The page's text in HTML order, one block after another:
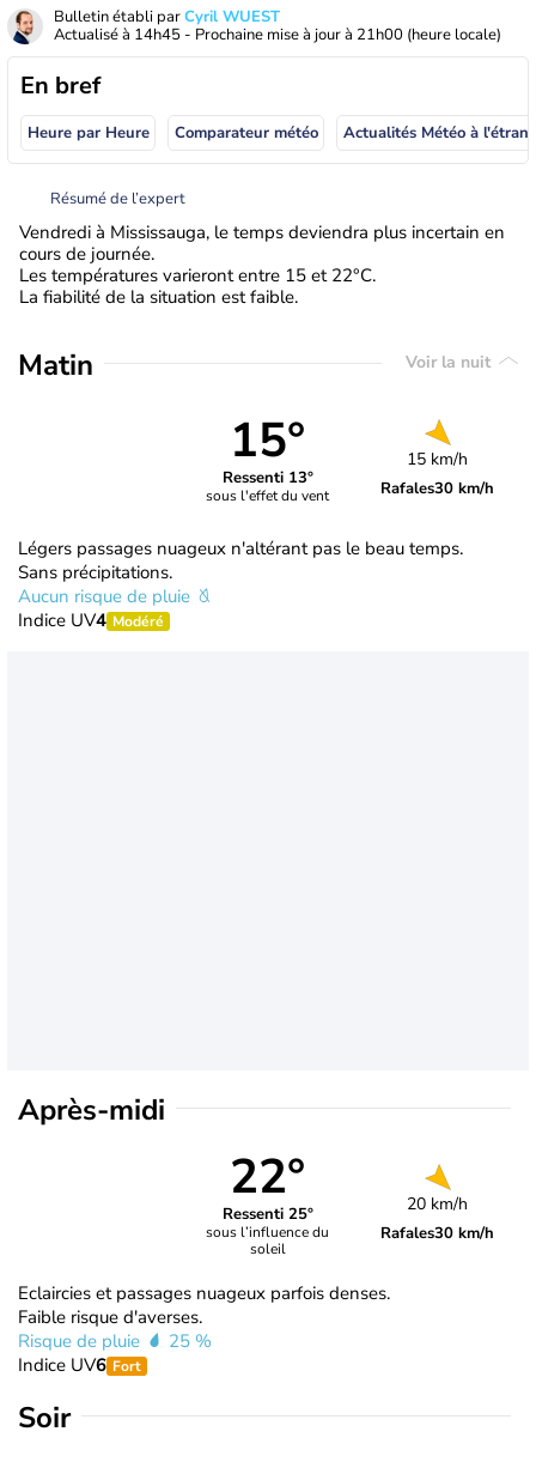
Bulletin établi parCyril WUEST
Actualisé à 14h45 - Prochaine mise à jour à 21h00 (heure locale)
En bref
Heure par Heure Comparateur météo
Résumé de l’expert
Vendredi à Mississauga, le temps deviendra plus incertain en
cours de journée.
Les températures varieront entre 15 et 22°C.
La fiabilité de la situation est faible.
Matin Voir la nuit
15°
Ressenti 13°
sous l'effet du vent
15 km/h
Rafales30 km/h
Légers passages nuageux n'altérant pas le beau temps.
Sans précipitations.
Aucun risque de pluie
Indice UV4 Modéré
Après-midi
22°
Ressenti 25°
sous l’influence du
soleil
20 km/h
Rafales30 km/h
Eclaircies et passages nuageux parfois denses.
Faible risque d'averses.
Risque de pluie
25 %
Indice UV6 Fort
Soir